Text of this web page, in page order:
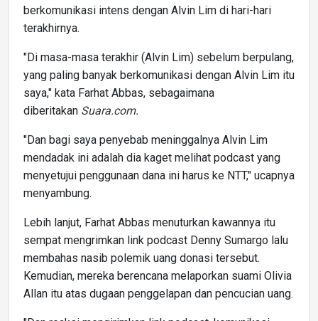
berkomunikasi intens dengan Alvin Lim di hari-hari
terakhirnya.
"Di masa-masa terakhir (Alvin Lim) sebelum berpulang,
yang paling banyak berkomunikasi dengan Alvin Lim itu
saya," kata Farhat Abbas, sebagaimana
diberitakan Suara.com.
"Dan bagi saya penyebab meninggalnya Alvin Lim
mendadak ini adalah dia kaget melihat podcast yang
menyetujui penggunaan dana ini harus ke NTT," ucapnya
menyambung.
Lebih lanjut, Farhat Abbas menuturkan kawannya itu
sempat mengrimkan link podcast Denny Sumargo lalu
membahas nasib polemik uang donasi tersebut.
Kemudian, mereka berencana melaporkan suami Olivia
Allan itu atas dugaan penggelapan dan pencucian uang.